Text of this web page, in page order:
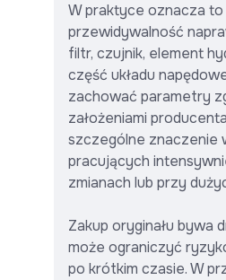
W praktyce oznacza to
przewidywalność
filtr, czujnik, element
część układu
zachować parametry
założeniami
szczególne znaczenie
pracujących
zmianach lub przy
Zakup oryginału bywa
może ograniczyć
po krótkim czasie. W